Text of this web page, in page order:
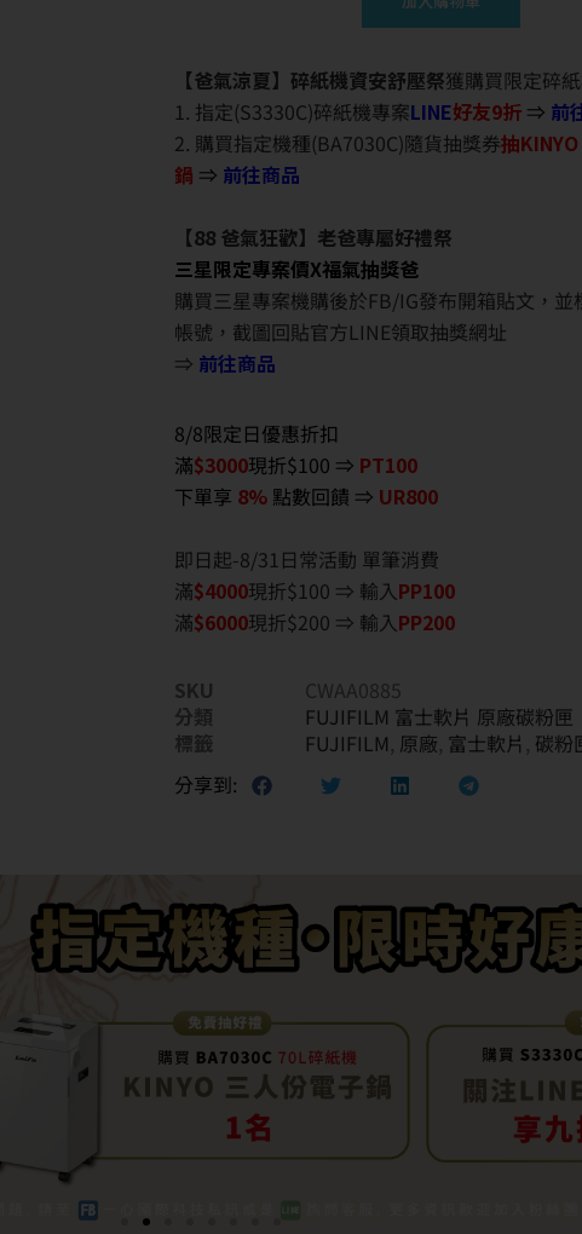
【爸氣涼夏】碎紙機資安舒壓祭獲購買限定碎
1. 指定(S3330C)碎紙機專案LINE好友9折 ⇒ 前
2. 購買指定機種(BA7030C)隨貨抽獎券抽
鍋 ⇒ 前往商品
【88 爸氣狂歡】老爸專屬好禮祭
三星限定專案價X福氣抽獎爸
購買三星專案機購後於FB/IG發布開箱貼文，並
帳號，截圖回貼官方LINE領取抽獎網址
⇒ 前往商品
8/8限定日優惠折扣
滿$3000現折$100 ⇒ PT100
下單享 8% 點數回饋 ⇒ UR800
即日起-8/31日常活動 單筆消費
滿$4000現折$100 ⇒ 輸入PP100
滿$6000現折$200 ⇒ 輸入PP200
SKU
CWAA0885
分類
FUJIFILM 富士軟片 原廠碳粉匣
標籤
FUJIFILM, 原廠, 富士軟片 , 碳粉
分享到: